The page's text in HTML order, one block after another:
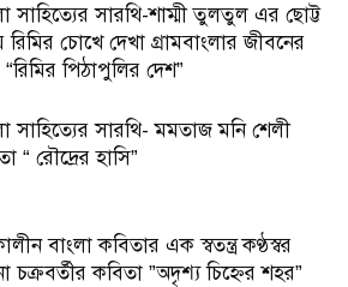
সাহিত্যের সারথি-শাম্মী তুলতুল এর ছোট্ট
রিমির চোখে দেখা গ্রামবাংলার জীবনের
পিঠাপুলির দেশ”
সাহিত্যের সারথি- মমতাজ মনি শেলী
“ রৌদ্রের হাসি”
বাংলা কবিতার এক স্বতন্ত্র কণ্ঠস্বর
চক্রবর্তীর কবিতা ”অদৃশ্য চিহ্নের শহর”